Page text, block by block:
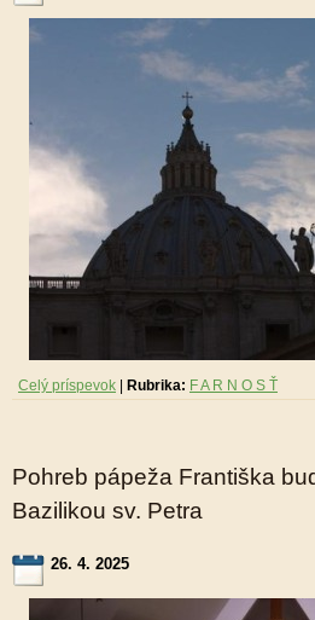
Celý príspevok Rubrika: F A R N O S Ť
Pohreb pápeža Františka
Bazilikou sv. Petra
26. 4. 2025